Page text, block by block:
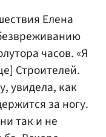
Елена
часов. «Я
Строителей.
увидела, как
за ногу.
так и не